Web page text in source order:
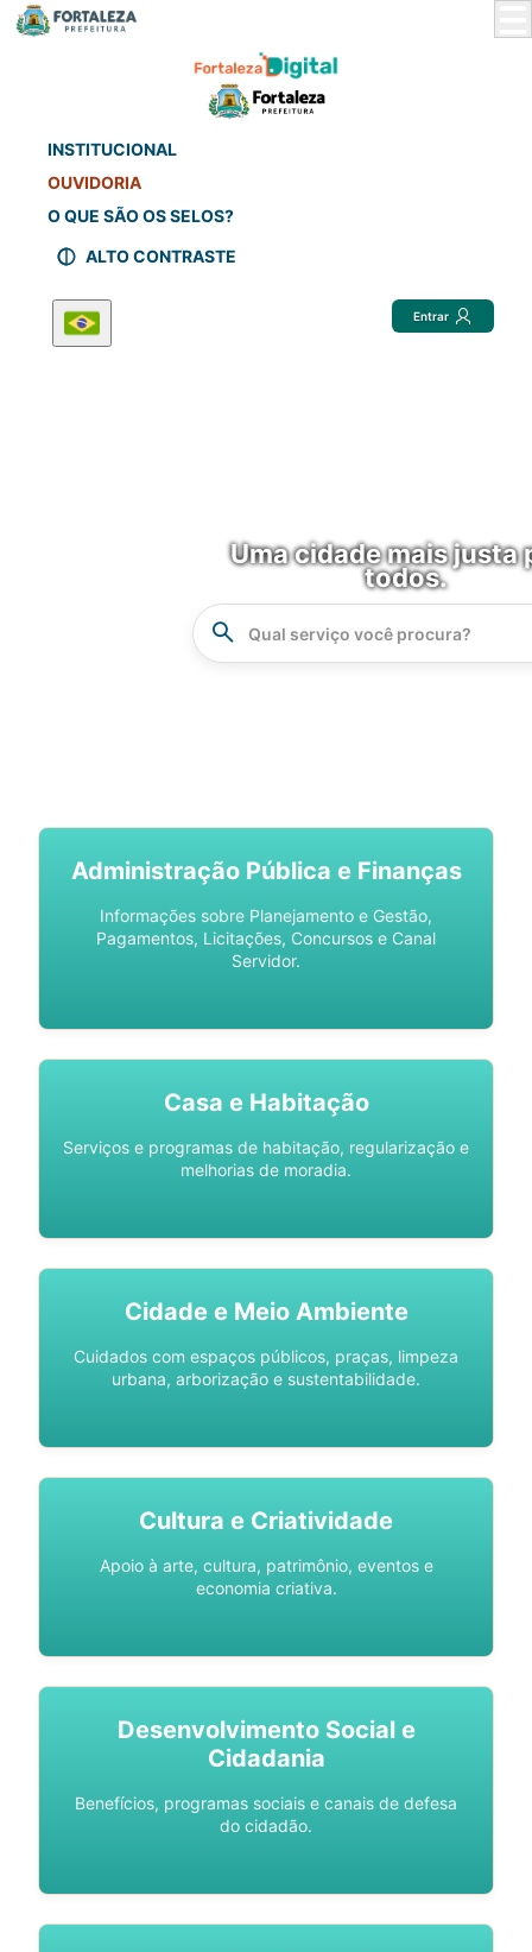
INSTITUCIONAL
OUVIDORIA
O QUE SÃO OS SELOS?
ALTO CONTRASTE
Entrar
Uma cidade mais justa
todos.
Administração Pública e Finanças
Informações sobre Planejamento e Gestão,
Pagamentos, Licitações, Concursos e Canal
Servidor.
Casa e Habitação
Serviços e programas de habitação, regularização e
melhorias de moradia.
Cidade e Meio Ambiente
Cuidados com espaços públicos, praças, limpeza
urbana, arborização e sustentabilidade.
Cultura e Criatividade
Apoio à arte, cultura, patrimônio, eventos e
economia criativa.
Desenvolvimento Social e
Cidadania
Benefícios, programas sociais e canais de defesa
do cidadão.